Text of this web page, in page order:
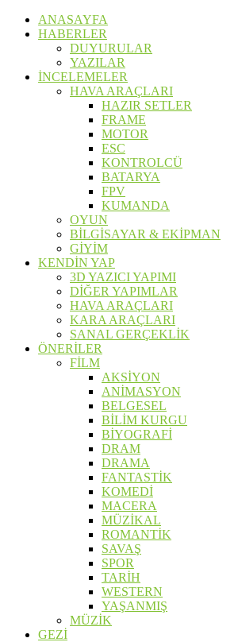
ANASAYFA
HABERLER
DUYURULAR
YAZILAR
İNCELEMELER
HAVA ARAÇLARI
HAZIR SETLER
FRAME
MOTOR
ESC
KONTROLCÜ
BATARYA
FPV
KUMANDA
OYUN
BİLGİSAYAR & EKİPMAN
GİYİM
KENDİN YAP
3D YAZICI YAPIMI
DİĞER YAPIMLAR
HAVA ARAÇLARI
KARA ARAÇLARI
SANAL GERÇEKLİK
ÖNERİLER
FİLM
AKSİYON
ANİMASYON
BELGESEL
BİLİM KURGU
BİYOGRAFİ
DRAM
DRAMA
FANTASTİK
KOMEDİ
MACERA
MÜZİKAL
ROMANTİK
SAVAŞ
SPOR
TARİH
WESTERN
YAŞANMIŞ
MÜZİK
GEZİ